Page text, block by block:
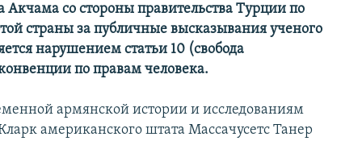
Акчама со стороны правительства Турции по
страны за публичные высказывания ученого
нарушением статьи 10 (свобода
по правам человека.
армянской истории и исследованиям
американского штата Массачусетс Танер